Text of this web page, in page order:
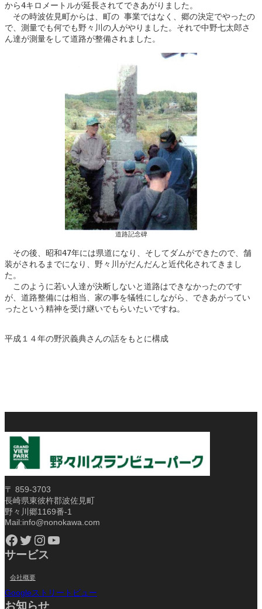
から4キロメートルが延長されてできあがりました。
その時波佐見町からは、町の 事業ではなく、郷の決定でやったの
で、測量でも何でも野々川の人がやりました。それで中野七太郎さ
ん達が測量をして道路が整備されました。
道路記念碑
その後、昭和47年には県道になり、そしてダムができたので、舗
装がされるまでになり、野々川がだんだんと近代化されてきまし
た。
このように若い人達が決断しないと道路はできなかったのです
が、道路整備には相当、家の事を犠牲にしながら、できあがってい
ったという精神を受け継いでもらいたいですね。
平成１４年の野沢義典さんの話をもとに構成
〒 859-3703
長崎県東彼杵郡波佐見町
野々川郷1169番-1
Mail:info@nonokawa.com
Facebook Twitter Instagram YouTube
サービス
会社概要
Googleストリートビュー
お知らせ